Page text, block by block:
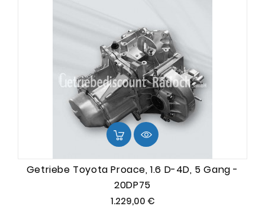
Getriebe Toyota Proace, 1.6 D-4D, 5 Gang -
20DP75
1.229,00 €Preis